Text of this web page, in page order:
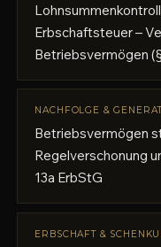
Erbschaftsteuer –
Betriebsvermögen
NACHFOLGE &
Betriebsvermögen
Regelverschonung
13a ErbStG
ERBSCHAFT &